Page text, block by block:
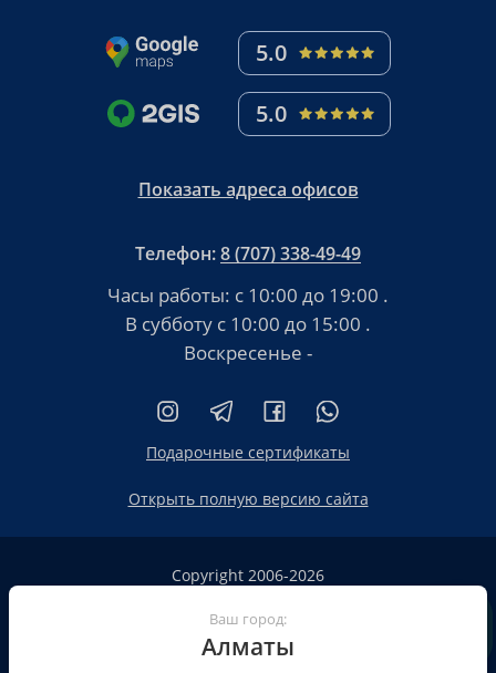
5.0
5.0
Показать адреса офисов
Телефон:8 (707) 338-49-49
Часы работы: с 10:00 до 19:00 .
В субботу с 10:00 до 15:00 .
Воскресенье -
Подарочные сертификаты
Открыть полную версию сайта
Copyright 2006-2026
Сайт не является публичной офертой
Пользовательское соглашение
Ваш город:
Алматы